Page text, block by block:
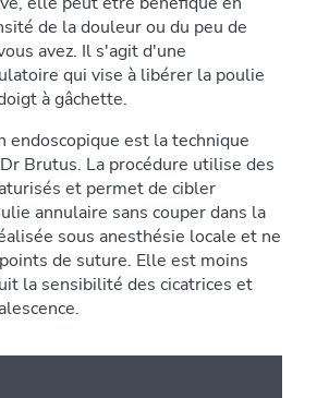
de la douleur ou du peu de
avez. Il s'agit d'une
qui vise à libérer la poulie
à gâchette.
endoscopique est la technique
Brutus. La procédure utilise des
et permet de cibler
annulaire sans couper dans la
sous anesthésie locale et ne
de suture. Elle est moins
la sensibilité des cicatrices et